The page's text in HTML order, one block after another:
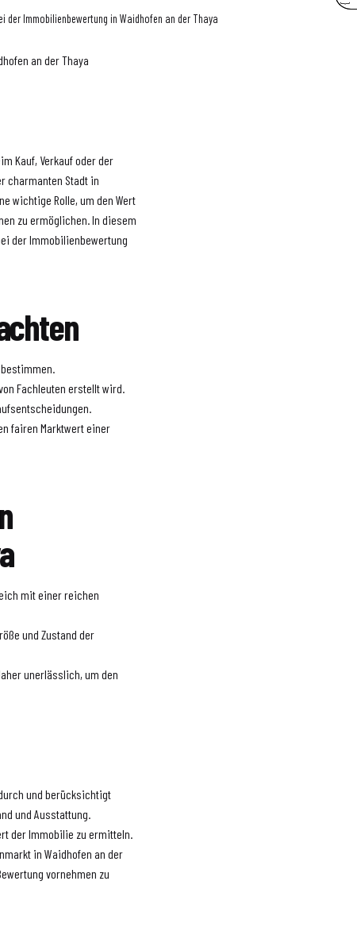
der Immobilienbewertung in Waidhofen an der Thaya
an der Thaya
Kauf, Verkauf oder der
charmanten Stadt in
wichtige Rolle, um den Wert
zu ermöglichen. In diesem
der Immobilienbewertung
Fachleuten erstellt wird.
fairen Marktwert einer
mit einer reichen
und Zustand der
unerlässlich, um den
und berücksichtigt
und Ausstattung.
der Immobilie zu ermitteln.
in Waidhofen an der
vornehmen zu